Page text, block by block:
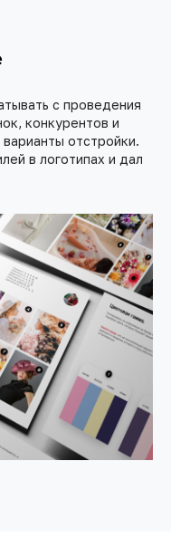
с проведения
конкурентов и
отстройки.
в логотипах и дал